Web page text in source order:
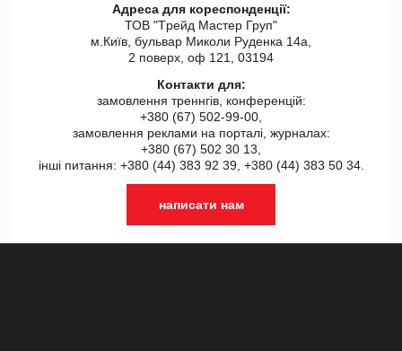
Адреса для кореспонденції:
ТОВ "Tрейд Мастер Груп"
м.Київ, бульвар Миколи Руденка 14а,
2 поверх, оф 121, 03194
Контакти для:
замовлення треннгів, конференцій:
+380 (67) 502-99-00,
замовлення реклами на порталі, журналах:
+380 (67) 502 30 13,
інші питання: +380 (44) 383 92 39, +380 (44) 383 50 34.
написати нам